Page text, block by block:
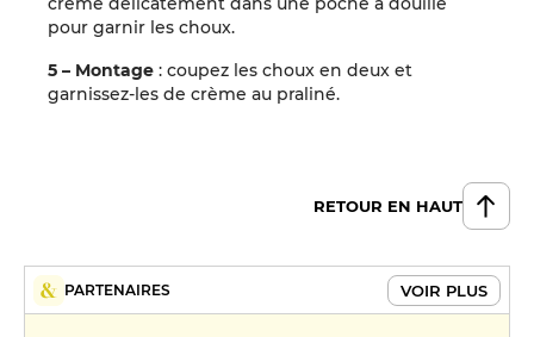
pour garnir les choux.
5 – Montage : coupez les choux en deux et
garnissez-les de crème au praliné.
RETOUR EN HAUT
PARTENAIRES VOIR PLUS